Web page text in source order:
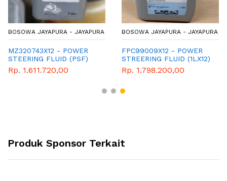
BOSOWA JAYAPURA - JAYAPURA
MZ320743X12 - POWER
STEERING FLUID (PSF)
1LX
Rp. 1.611.720,00
BOSOWA JAYAPURA - JAYAPURA
FPC99009X12 - POWER
STREERING FLUID (1LX12)
Rp. 1.798.200,00
Produk Sponsor Terkait